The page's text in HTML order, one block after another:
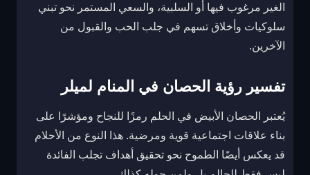
الغير مرغوب فيها أو السلبية، والسعي المستمر نحو تبني
سلوكيات وأخلاق تسهم في جلب الحب والقبول من
الآخرين.
تفسير رؤية الحصان في المنام لميلر
يُعتبر الحصان الأبيض في الحلم رمزًا للنجاح ومؤشرًا على
بناء علاقات اجتماعية قوية ومرضية. هذا النوع من الأحلام
قد يعكس أيضًا الطموح نحو تحقيق أهداف تجلب الفائدة